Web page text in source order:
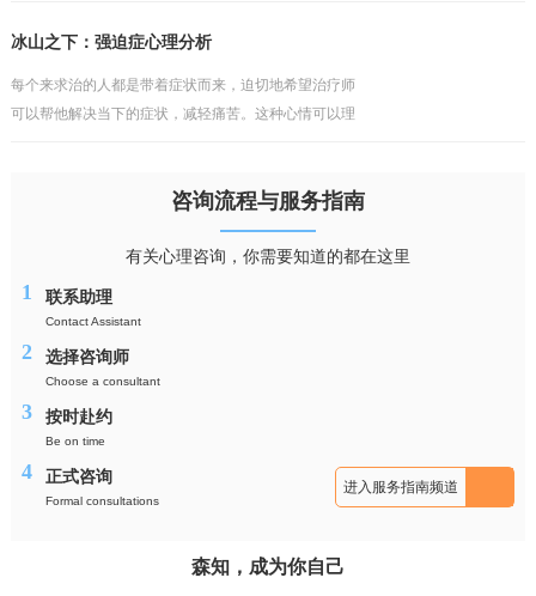
过陷入其中的人依然会把执念当成理想，当成纯真的追
冰山之下：强迫症心理分析
每个来求治的人都是带着症状而来，迫切地希望治疗师
可以帮他解决当下的症状，减轻痛苦。这种心情可以理
咨询流程与服务指南
有关心理咨询，你需要知道的都在这里
进入服务指南频道
1 联系助理
Contact Assistant
2 选择咨询师
Choose a consultant
3 按时赴约
Be on time
4 正式咨询
Formal consultations
森知，成为你自己